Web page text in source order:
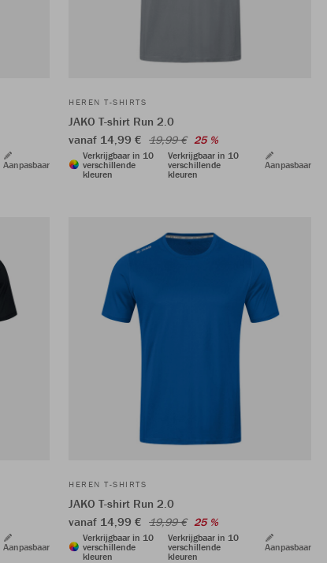
Aanpasbaar
HEREN T-SHIRTS
JAKO T-shirt Run 2.0
vanaf 14,99 € 19,99 € 25 %
Verkrijgbaar in 10
verschillende
kleuren
Verkrijgbaar in 10
verschillende
kleuren
Aanpasbaar
Aanpasbaar
HEREN T-SHIRTS
JAKO T-shirt Run 2.0
vanaf 14,99 € 19,99 € 25 %
Verkrijgbaar in 10
verschillende
kleuren
Verkrijgbaar in 10
verschillende
kleuren
Aanpasbaar